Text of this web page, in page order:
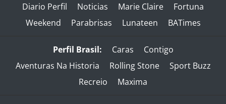
Diario Perfil Noticias Marie Claire
Fortuna
Weekend
Parabrisas Lunateen BATimes
Perfil Brasil: Caras
Contigo
Aventuras Na Historia
Rolling Stone
Sport Buzz
Recreio
Maxima